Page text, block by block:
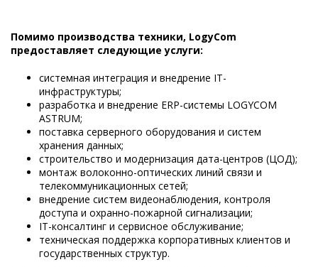
Помимо производства техники, LogyCom
предоставляет следующие услуги:
системная интеграция и внедрение IT-
инфраструктуры;
разработка и внедрение ERP-системы LOGYCOM
ASTRUM;
поставка серверного оборудования и систем
хранения данных;
строительство и модернизация дата-центров (ЦОД);
монтаж волоконно-оптических линий связи и
телекоммуникационных сетей;
внедрение систем видеонаблюдения, контроля
доступа и охранно-пожарной сигнализации;
IT-консалтинг и сервисное обслуживание;
техническая поддержка корпоративных клиентов и
государственных структур.